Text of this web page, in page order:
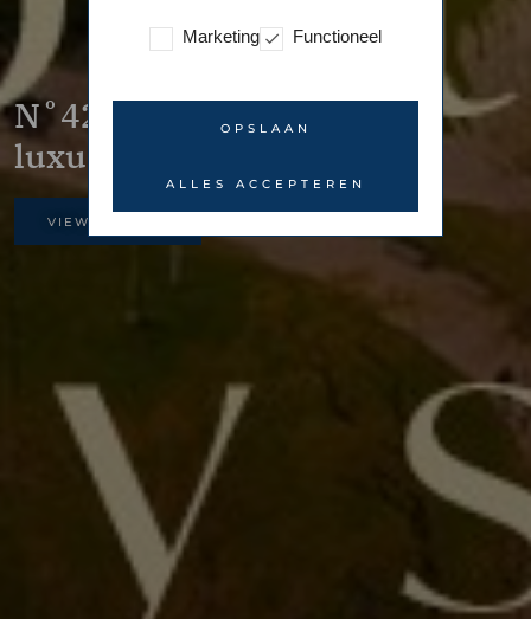
N˚42 living in
luxury
VIEW GALLERY
Marketing Functioneel
OPSLAAN
ALLES ACCEPTEREN